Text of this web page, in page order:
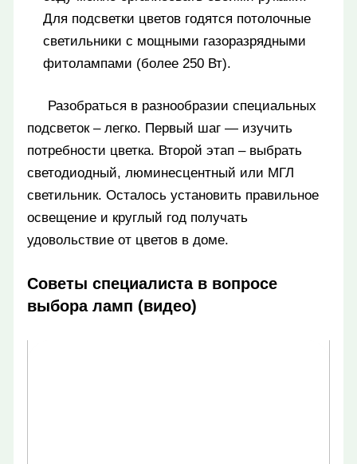
Для подсветки цветов годятся потолочные
светильники с мощными газоразрядными
фитолампами (более 250 Вт).
Разобраться в разнообразии специальных
подсветок – легко. Первый шаг — изучить
потребности цветка. Второй этап – выбрать
светодиодный, люминесцентный или МГЛ
светильник. Осталось установить правильное
освещение и круглый год получать
удовольствие от цветов в доме.
Советы специалиста в вопросе
выбора ламп (видео)